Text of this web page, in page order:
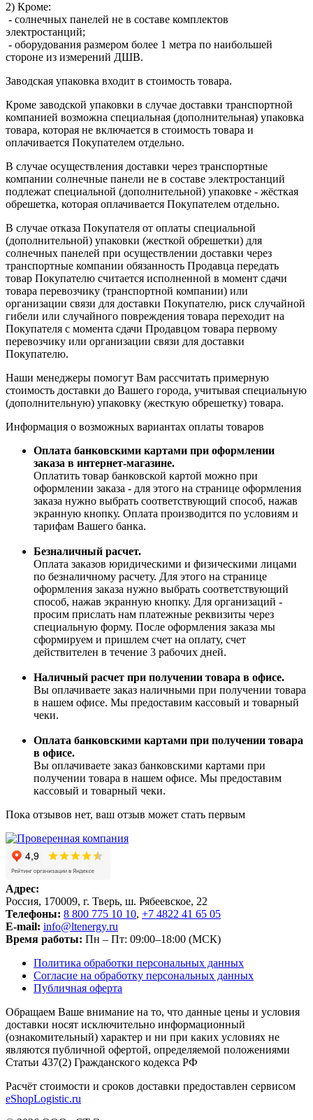
2) Кроме:
- солнечных панелей не в составе комплектов
электростанций;
- оборудования размером более 1 метра по наибольшей
стороне из измерений ДШВ.
Заводская упаковка входит в стоимость товара.
Кроме заводской упаковки в случае доставки транспортной
компанией возможна специальная (дополнительная) упаковка
товара, которая не включается в стоимость товара и
оплачивается Покупателем отдельно.
В случае осуществления доставки через транспортные
компании солнечные панели не в составе электростанций
подлежат специальной (дополнительной) упаковке - жёсткая
обрешетка, которая оплачивается Покупателем отдельно.
В случае отказа Покупателя от оплаты специальной
(дополнительной) упаковки (жесткой обрешетки) для
солнечных панелей при осуществлении доставки через
транспортные компании обязанность Продавца передать
товар Покупателю считается исполненной в момент сдачи
товара перевозчику (транспортной компании) или
организации связи для доставки Покупателю, риск случайной
гибели или случайного повреждения товара переходит на
Покупателя с момента сдачи Продавцом товара первому
перевозчику или организации связи для доставки
Покупателю.
Наши менеджеры помогут Вам рассчитать примерную
стоимость доставки до Вашего города, учитывая специальную
(дополнительную) упаковку (жесткую обрешетку) товара.
Информация о возможных вариантах оплаты товаров
Оплата банковскими картами при оформлении
заказа в интернет-магазине.
Оплатить товар банковской картой можно при
оформлении заказа - для этого на странице оформления
заказа нужно выбрать соответствующий способ, нажав
экранную кнопку. Оплата производится по условиям и
тарифам Вашего банка.
Безналичный расчет.
Оплата заказов юридическими и физическими лицами
по безналичному расчету. Для этого на странице
оформления заказа нужно выбрать соответствующий
способ, нажав экранную кнопку. Для организаций -
просим прислать нам платежные реквизиты через
специальную форму. После оформления заказа мы
сформируем и пришлем счет на оплату, счет
действителен в течение 3 рабочих дней.
Наличный расчет при получении товара в офисе.
Вы оплачиваете заказ наличными при получении товара
в нашем офисе. Мы предоставим кассовый и товарный
чеки.
Оплата банковскими картами при получении товара
в офисе.
Вы оплачиваете заказ банковскими картами при
получении товара в нашем офисе. Мы предоставим
кассовый и товарный чеки.
Пока отзывов нет, ваш отзыв может стать первым
Адрес:
Россия, 170009, г. Тверь, ш. Рябеевское, 22
Телефоны: 8 800 775 10 10, +7 4822 41 65 05
E-mail: info@ltenergy.ru
Время работы: Пн – Пт: 09:00–18:00 (МСК)
Политика обработки персональных данных
Согласие на обработку персональных данных
Публичная оферта
Обращаем Ваше внимание на то, что данные цены и условия
доставки носят исключительно информационный
(ознакомительный) характер и ни при каких условиях не
являются публичной офертой, определяемой положениями
Статьи 437(2) Гражданского кодекса РФ
Расчёт стоимости и сроков доставки предоставлен сервисом
eShopLogistic.ru